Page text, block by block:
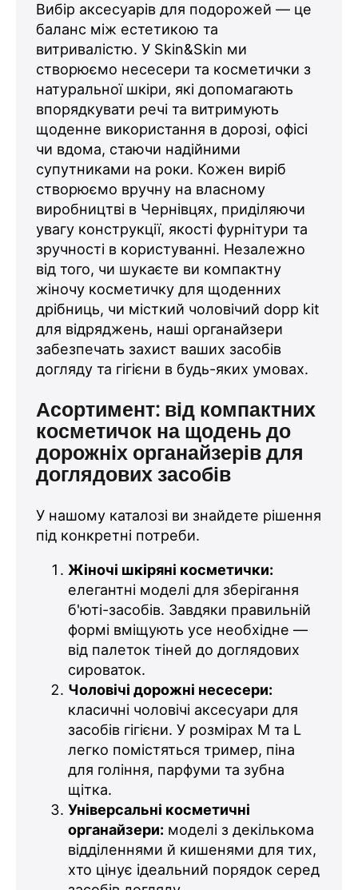
Вибір аксесуарів для подорожей — це
баланс між естетикою та
витривалістю. У Skin&Skin ми
створюємо несесери та косметички з
натуральної шкіри, які допомагають
впорядкувати речі та витримують
щоденне використання в дорозі, офісі
чи вдома, стаючи надійними
супутниками на роки. Кожен виріб
створюємо вручну на власному
виробництві в Чернівцях, приділяючи
увагу конструкції, якості фурнітури та
зручності в користуванні. Незалежно
від того, чи шукаєте ви компактну
жіночу косметичку для щоденних
дрібниць, чи місткий чоловічий dopp kit
для відряджень, наші органайзери
забезпечать захист ваших засобів
догляду та гігієни в будь-яких умовах.
Асортимент: від компактних
косметичок на щодень до
дорожніх органайзерів для
доглядових засобів
У нашому каталозі ви знайдете рішення
під конкретні потреби.
Жіночі шкіряні косметички:
елегантні моделі для зберігання
б'юті-засобів. Завдяки правильній
формі вміщують усе необхідне —
від палеток тіней до доглядових
сироваток.
Чоловічі дорожні несесери:
класичні чоловічі аксесуари для
засобів гігієни. У розмірах M та L
легко помістяться тример, піна
для гоління, парфуми та зубна
щітка.
Універсальні косметичні
органайзери: моделі з декількома
відділеннями й кишенями для тих,
хто цінує ідеальний порядок серед